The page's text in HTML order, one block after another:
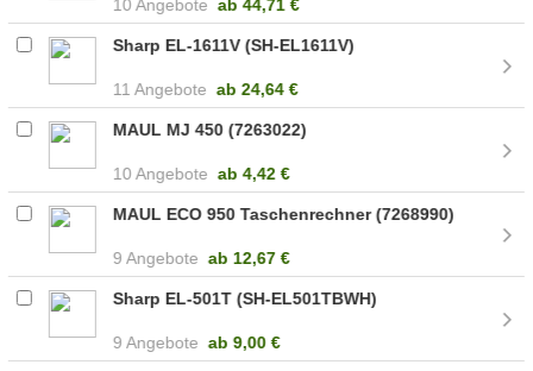
10 Angebote ab44,71 €
Sharp EL-1611V (SH-EL1611V)
11 Angebote ab 24,64 €
MAUL MJ 450 (7263022)
10 Angebote ab4,42 €
MAUL ECO 950 Taschenrechner (7268990)
9 Angebote ab 12,67 €
Sharp EL-501T (SH-EL501TBWH)
9 Angebote ab 9,00 €